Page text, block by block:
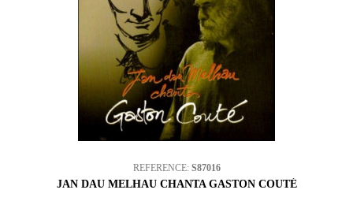
REFERENCE: S87016
JAN DAU MELHAU CHANTA GASTON COUTÉ